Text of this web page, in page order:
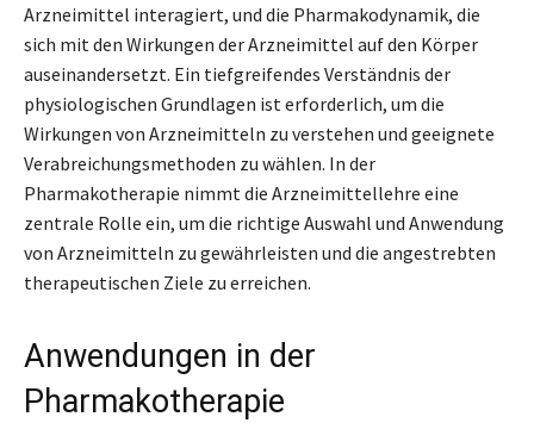
Arzneimittel interagiert, und die Pharmakodynamik, die
sich mit den Wirkungen der Arzneimittel auf den Körper
auseinandersetzt. Ein tiefgreifendes Verständnis der
physiologischen Grundlagen ist erforderlich, um die
Wirkungen von Arzneimitteln zu verstehen und geeignete
Verabreichungsmethoden zu wählen. In der
Pharmakotherapie nimmt die Arzneimittellehre eine
zentrale Rolle ein, um die richtige Auswahl und Anwendung
von Arzneimitteln zu gewährleisten und die angestrebten
therapeutischen Ziele zu erreichen.
Anwendungen in der
Pharmakotherapie